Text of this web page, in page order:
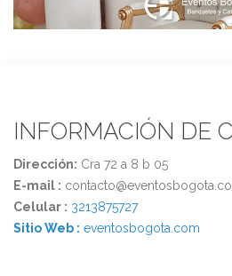
INFORMACIÓN DE
Dirección: Cra 72 a 8 b 05
E-mail :
Celular : 3213875727
Sitio Web : eventosbogota.com